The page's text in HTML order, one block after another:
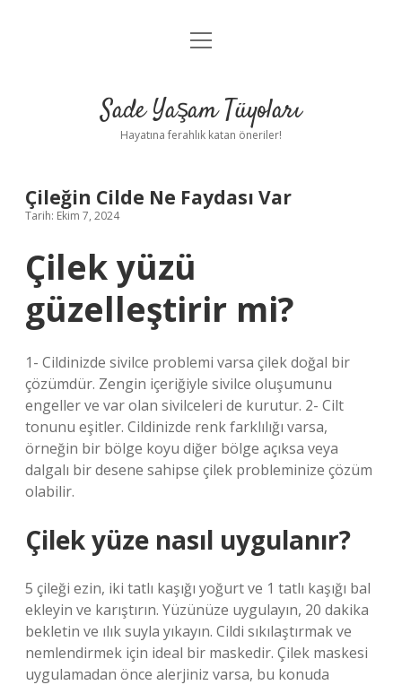
Anasayfa
Yasal Uyarı
menüyü
Sade Yaşam Tüyoları
Hayatına ferahlık katan öneriler!
Çileğin Cilde Ne Faydası Var
Tarih: Ekim 7, 2024
Çilek yüzü
güzelleştirir mi?
1- Cildinizde sivilce problemi varsa çilek doğal bir
çözümdür. Zengin içeriğiyle sivilce oluşumunu
engeller ve var olan sivilceleri de kurutur. 2- Cilt
tonunu eşitler. Cildinizde renk farklılığı varsa,
örneğin bir bölge koyu diğer bölge açıksa veya
dalgalı bir desene sahipse çilek probleminize çözüm
olabilir.
Çilek yüze nasıl uygulanır?
5 çileği ezin, iki tatlı kaşığı yoğurt ve 1 tatlı kaşığı bal
ekleyin ve karıştırın. Yüzünüze uygulayın, 20 dakika
bekletin ve ılık suyla yıkayın. Cildi sıkılaştırmak ve
nemlendirmek için ideal bir maskedir. Çilek maskesi
uygulamadan önce alerjiniz varsa, bu konuda